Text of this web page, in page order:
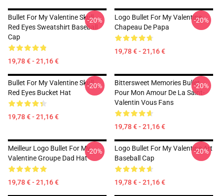
Bullet For My Valentine Skull
Red Eyes Sweatshirt Baseball
Cap
19,78 € - 21,16 €
-20%
Logo Bullet For My Valentine
Chapeau De Papa
19,78 € - 21,16 €
-20%
Bullet For My Valentine Skull
Red Eyes Bucket Hat
19,78 € - 21,16 €
-20%
Bittersweet Memories Bullet
Pour Mon Amour De La Saint-
Valentin Vous Fans
19,78 € - 21,16 €
-20%
Meilleur Logo Bullet For My
Valentine Groupe Dad Hat
19,78 € - 21,16 €
-20%
Logo Bullet For My Valentine Art
Baseball Cap
19,78 € - 21,16 €
-20%